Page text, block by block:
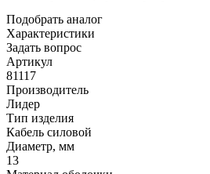
Подобрать аналог
Характеристики
Задать вопрос
Артикул
81117
Производитель
Лидер
Тип изделия
Кабель силовой
Диаметр, мм
13